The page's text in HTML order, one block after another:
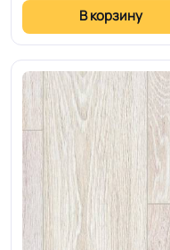
В корзину